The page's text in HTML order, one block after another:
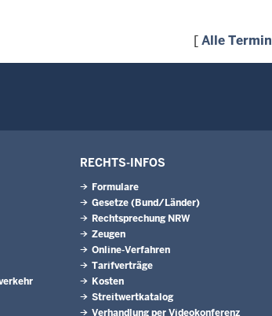
[Alle
RECHTS-INFOS
Formulare
Gesetze (Bund/Länder)
Rechtsprechung NRW
Zeugen
Online-Verfahren
Tarifverträge
Kosten
Streitwertkatalog
Verhandlung per Videokonferenz